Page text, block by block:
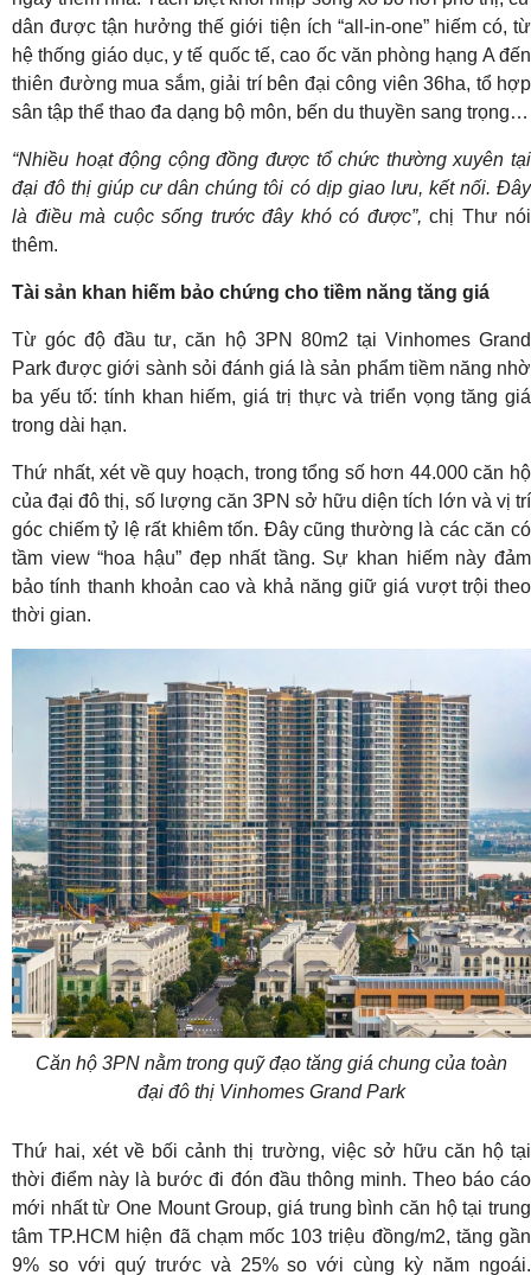
dân được tận hưởng thế giới tiện ích “all-in-one” hiếm có, từ
hệ thống giáo dục, y tế quốc tế, cao ốc văn phòng hạng A đến
thiên đường mua sắm, giải trí bên đại công viên 36ha, tổ hợp
sân tập thể thao đa dạng bộ môn, bến du thuyền sang trọng…
“Nhiều hoạt động cộng đồng được tổ chức thường xuyên tại
đại đô thị giúp cư dân chúng tôi có dịp giao lưu, kết nối. Đây
là điều mà cuộc sống trước đây khó có được”, chị Thư nói
thêm.
Tài sản khan hiếm bảo chứng cho tiềm năng tăng giá
Từ góc độ đầu tư, căn hộ 3PN 80m2 tại Vinhomes Grand
Park được giới sành sỏi đánh giá là sản phẩm tiềm năng nhờ
ba yếu tố: tính khan hiếm, giá trị thực và triển vọng tăng giá
trong dài hạn.
Thứ nhất, xét về quy hoạch, trong tổng số hơn 44.000 căn hộ
của đại đô thị, số lượng căn 3PN sở hữu diện tích lớn và vị trí
góc chiếm tỷ lệ rất khiêm tốn. Đây cũng thường là các căn có
tầm view “hoa hậu” đẹp nhất tầng. Sự khan hiếm này đảm
bảo tính thanh khoản cao và khả năng giữ giá vượt trội theo
thời gian.
Căn hộ 3PN nằm trong quỹ đạo tăng giá chung của toàn
đại đô thị Vinhomes Grand Park
Thứ hai, xét về bối cảnh thị trường, việc sở hữu căn hộ tại
thời điểm này là bước đi đón đầu thông minh. Theo báo cáo
mới nhất từ One Mount Group, giá trung bình căn hộ tại trung
tâm TP.HCM hiện đã chạm mốc 103 triệu đồng/m2, tăng gần
9% so với quý trước và 25% so với cùng kỳ năm ngoái.